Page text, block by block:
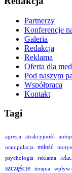
Partnerzy
Konferencje
Galeria
Redakcja
Reklama
Oferta dla
Pod naszym
Współpraca
Kontakt
Tagi
agresja atrakcyjność
manipulacja
miłość
psychologia
reklama
szczęście terapia wpływ